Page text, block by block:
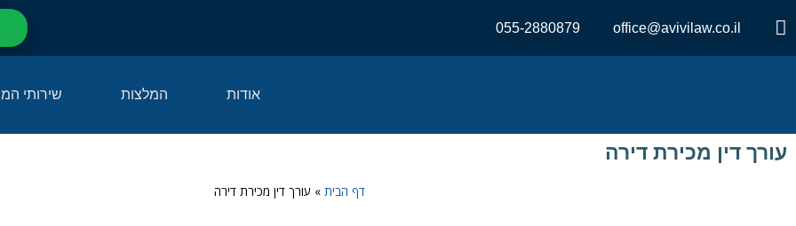
office@avivilaw.co.il
055-2880879
אודות המלצות שירותי
עורך דין מכירת דירה
דף הבית » עורך דין מכירת דירה